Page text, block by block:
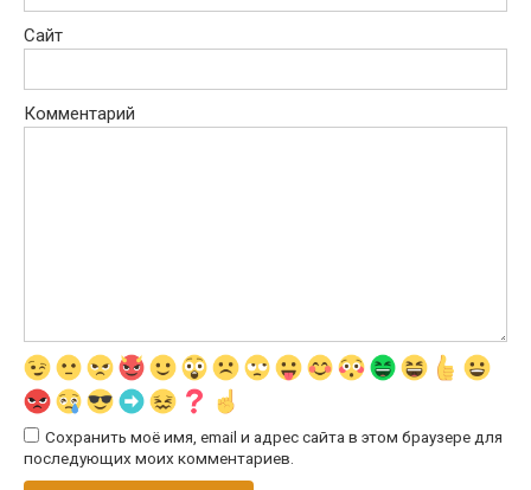
Сайт
Комментарий
Сохранить моё имя, email и адрес сайта в этом браузере для
последующих моих комментариев.